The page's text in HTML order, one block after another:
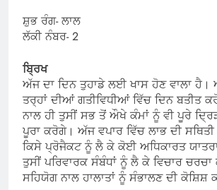
ਸ਼ੁਭ ਰੰਗ- ਲਾਲ
ਲੱਕੀ ਨੰਬਰ- 2
ਬ੍ਰਿਖ
ਅੱਜ ਦਾ ਦਿਨ ਤੁਹਾਡੇ ਲਈ ਖਾਸ ਹੋਣ ਵਾਲਾ
ਤਰ੍ਹਾਂ ਦੀਆਂ ਗਤੀਵਿਧੀਆਂ ਵਿੱਚ ਦਿਨ ਬਤੀਤ
ਨਾਲ ਹੀ ਤੁਸੀਂ ਸਭ ਤੋਂ ਔਖੇ ਕੰਮਾਂ ਨੂੰ ਵੀ ਪੂਰੇ
ਪੂਰਾ ਕਰੋਗੇ। ਅੱਜ ਵਪਾਰ ਵਿੱਚ ਲਾਭ ਦੀ
ਕਿਸੇ ਪ੍ਰੋਜੈਕਟ ਨੂੰ ਲੈ ਕੇ ਕੋਈ ਅਧਿਕਾਰਤ
ਤੁਸੀਂ ਪਰਿਵਾਰਕ ਸੰਬੰਧਾਂ ਨੂੰ ਲੈ ਕੇ ਵਿਚਾਰ
ਸਹਿਯੋਗ ਨਾਲ ਹਾਲਾਤਾਂ ਨੂੰ ਸੰਭਾਲਣ ਦੀ ਕੋਸ਼ਿਸ਼